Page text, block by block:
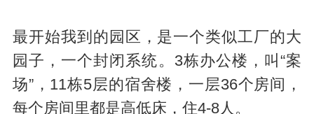
最开始我到的园区，是一个类似工厂的大
园子，一个封闭系统。3栋办公楼，叫“案
场”，11栋5层的宿舍楼，一层36个房间，
每个房间里都是高低床，住4-8人。